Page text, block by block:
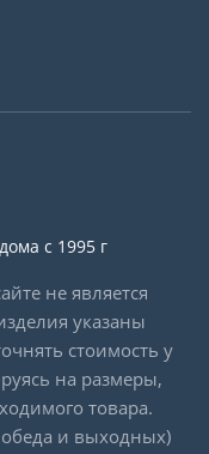
с 1995 г
не является
указаны
стоимость у
на размеры,
товара.
обеда и выходных)